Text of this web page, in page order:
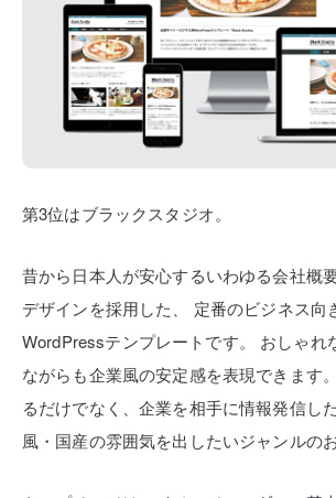
第3位はブラックスタジオ。
昔から日本人が安心するいわゆる会社概
デザインを採用した、
定番のビジネス向
WordPressテンプレートです。
おしゃれ
ながらも企業風の安定感を表現できます。
るだけでなく、企業を相手に情報発信し
風・国産の雰囲気を出したいジャンルの